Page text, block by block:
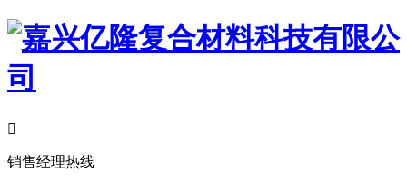

销售经理热线